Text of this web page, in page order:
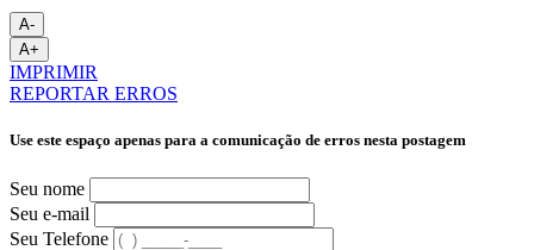
A-
A+
IMPRIMIR
REPORTAR ERROS
Use este espaço apenas para a comunicação de erros nesta postagem
Seu nome
Seu e-mail
Seu Telefone